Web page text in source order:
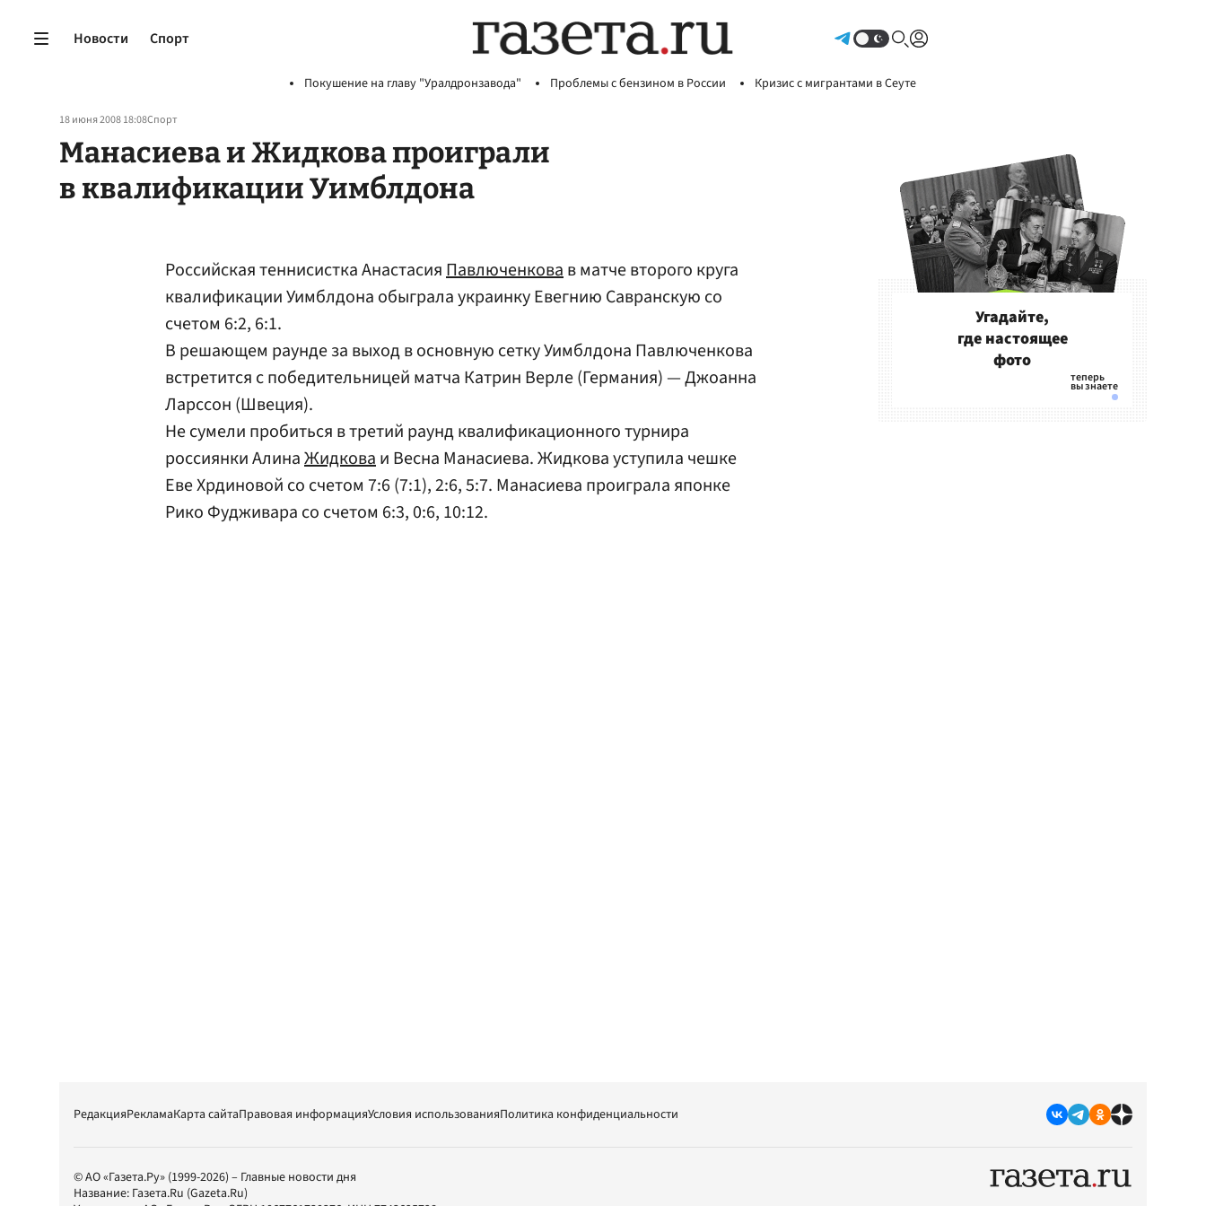
Новости Спорт
Покушение на главу "Уралдронзавода" Проблемы с бензином в России Кризис с мигрантами в Сеуте
18 июня 2008 18:08Спорт
Манасиева и Жидкова проиграли
в квалификации Уимблдона
Российская теннисистка АнастасияПавлюченковав матче второго круга
квалификации Уимблдона обыграла украинку Евегнию Савранскую со
счетом 6:2, 6:1.
В решающем раунде за выход в основную сетку Уимблдона Павлюченкова
встретится с победительницей матча Катрин Верле (Германия) — Джоанна
Ларссон (Швеция).
Не сумели пробиться в третий раунд квалификационного турнира
россиянки АлинаЖидковаи Весна Манасиева. Жидкова уступила чешке
Еве Хрдиновой со счетом 7:6 (7:1), 2:6, 5:7. Манасиева проиграла японке
Рико Фудживара со счетом 6:3, 0:6, 10:12.
Угадайте,
где настоящее
фото
РедакцияРекламаКарта сайтаПравовая информацияУсловия использованияПолитика конфиденциальности
© АО «Газета.Ру» (1999-2026) – Главные новости дня
Название: Газета.Ru (Gazeta.Ru)